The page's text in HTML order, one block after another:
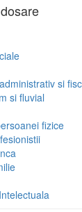
si
si fluvial
fizice